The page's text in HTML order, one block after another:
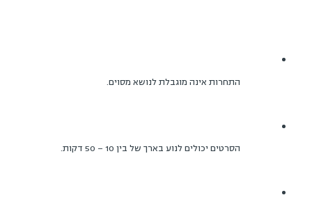
התחרות אינה מוגבלת לנושא מסוים.
הסרטים יכולים לנוע בארך של בין 10 – 50 דקות.